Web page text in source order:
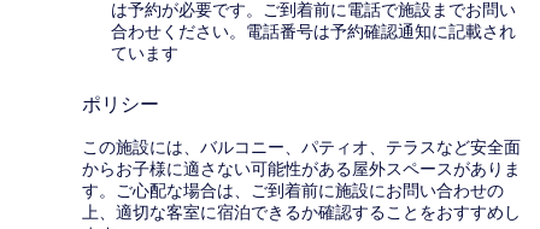
は予約が必要です。ご到着前に電話で施設までお問い
合わせください。電話番号は予約確認通知に記載され
ています
ポリシー
この施設には、バルコニー、パティオ、テラスなど安全面
からお子様に適さない可能性がある屋外スペースがありま
す。ご心配な場合は、ご到着前に施設にお問い合わせの
上、適切な客室に宿泊できるか確認することをおすすめし